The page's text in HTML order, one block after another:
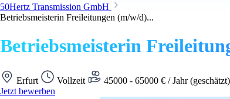
50Hertz Transmission GmbH
Betriebsmeisterin Freileitungen (m/w/d)...
Betriebsmeisterin
Erfurt Vollzeit 45000 - 65000 € / Jahr (geschätzt)
Jetzt bewerben